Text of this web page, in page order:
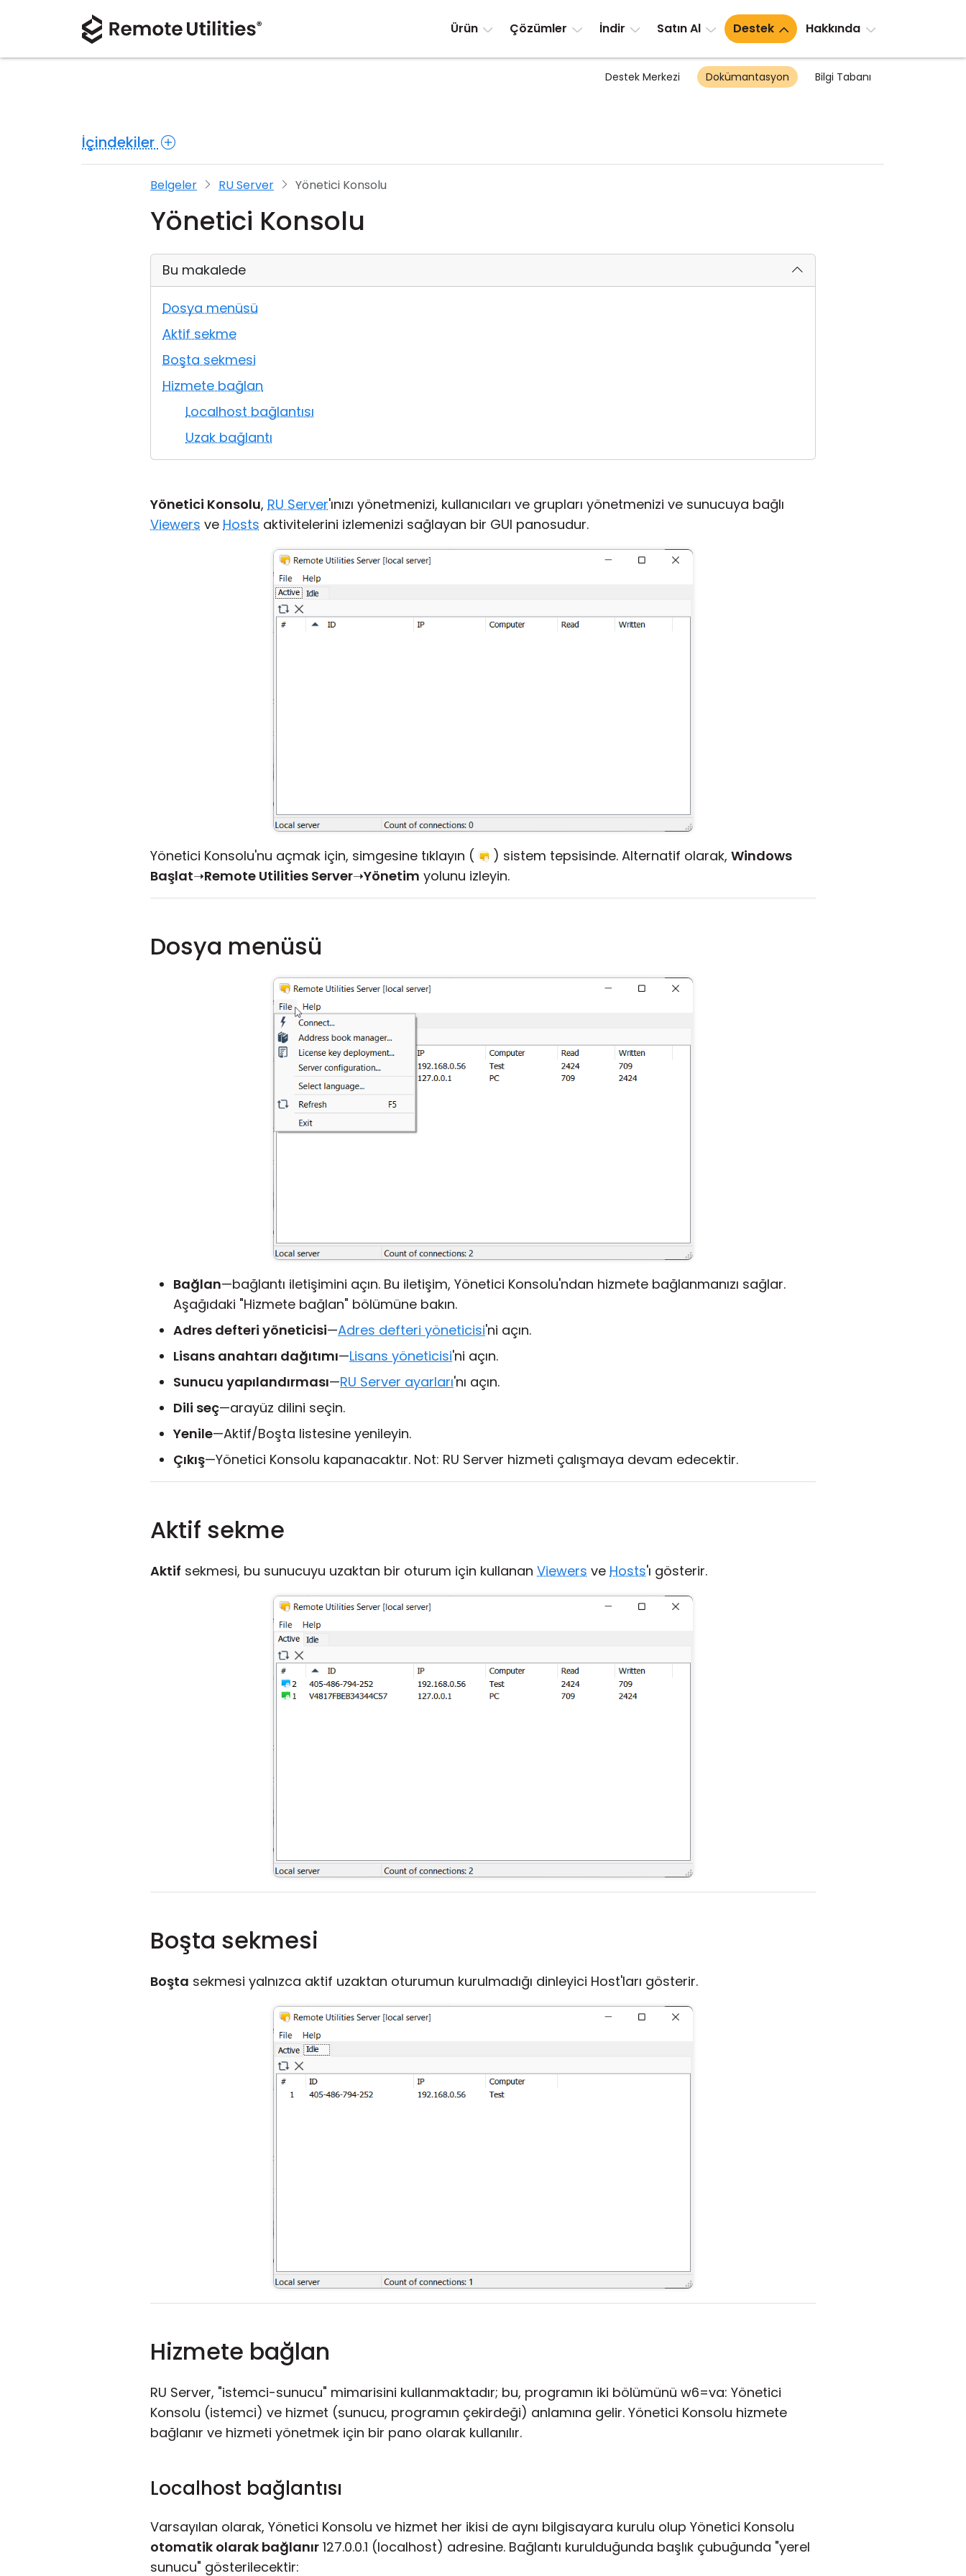
Ürün Çözümler İndir Satın Al Destek Hakkında
Destek Merkezi Dokümantasyon Bilgi Tabanı
İçindekiler
Belgeler RU Server Yönetici Konsolu
Yönetici Konsolu
Bu makalede
Dosya menüsü
Aktif sekme
Boşta sekmesi
Hizmete bağlan
Localhost bağlantısı
Uzak bağlantı
Yönetici Konsolu, RU Server'ınızı yönetmenizi, kullanıcıları ve grupları yönetmenizi ve sunucuya bağlı
Viewers ve Hosts aktivitelerini izlemenizi sağlayan bir GUI panosudur.
Yönetici Konsolu'nu açmak için, simgesine tıklayın ( ) sistem tepsisinde. Alternatif olarak, Windows
Başlat➝Remote Utilities Server➝Yönetim yolunu izleyin.
Dosya menüsü
Bağlan—bağlantı iletişimini açın. Bu iletişim, Yönetici Konsolu'ndan hizmete bağlanmanızı sağlar.
Aşağıdaki "Hizmete bağlan" bölümüne bakın.
Adres defteri yöneticisi—Adres defteri yöneticisi'ni açın.
Lisans anahtarı dağıtımı—Lisans yöneticisi'ni açın.
Sunucu yapılandırması—RU Server ayarları'nı açın.
Dili seç—arayüz dilini seçin.
Yenile—Aktif/Boşta listesine yenileyin.
Çıkış—Yönetici Konsolu kapanacaktır. Not: RU Server hizmeti çalışmaya devam edecektir.
Aktif sekme
Aktif sekmesi, bu sunucuyu uzaktan bir oturum için kullanan Viewers ve Hosts'ı gösterir.
Boşta sekmesi
Boşta sekmesi yalnızca aktif uzaktan oturumun kurulmadığı dinleyici Host'ları gösterir.
Hizmete bağlan
RU Server, "istemci-sunucu" mimarisini kullanmaktadır; bu, programın iki bölümünü w6=va: Yönetici
Konsolu (istemci) ve hizmet (sunucu, programın çekirdeği) anlamına gelir. Yönetici Konsolu hizmete
bağlanır ve hizmeti yönetmek için bir pano olarak kullanılır.
Localhost bağlantısı
Varsayılan olarak, Yönetici Konsolu ve hizmet her ikisi de aynı bilgisayara kurulu olup Yönetici Konsolu
otomatik olarak bağlanır 127.0.0.1 (localhost) adresine. Bağlantı kurulduğunda başlık çubuğunda "yerel
sunucu" gösterilecektir: